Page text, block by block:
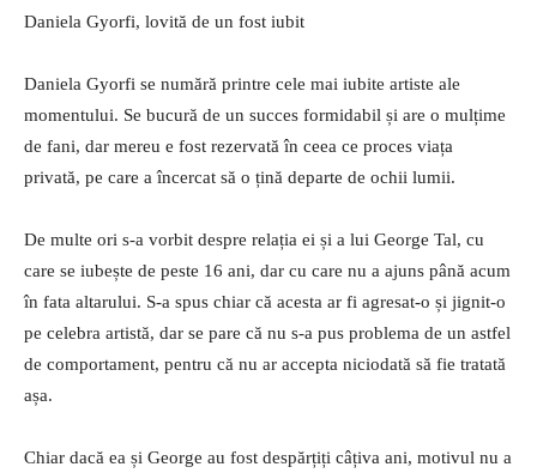
Daniela Gyorfi, lovită de un fost iubit
Daniela Gyorfi se numără printre cele mai iubite artiste ale
momentului. Se bucură de un succes formidabil și are o mulțime
de fani, dar mereu e fost rezervată în ceea ce proces viața
privată, pe care a încercat să o țină departe de ochii lumii.
De multe ori s-a vorbit despre relația ei și a lui George Tal, cu
care se iubește de peste 16 ani, dar cu care nu a ajuns până acum
în fata altarului. S-a spus chiar că acesta ar fi agresat-o și jignit-o
pe celebra artistă, dar se pare că nu s-a pus problema de un astfel
de comportament, pentru că nu ar accepta niciodată să fie tratată
așa.
Chiar dacă ea și George au fost despărțiți câțiva ani, motivul nu a